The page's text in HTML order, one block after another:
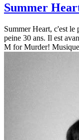
Summer
Summer Heart, c'est le
peine 30 ans. Il est
M for Murder!